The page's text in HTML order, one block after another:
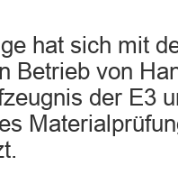
hat sich mit
Betrieb von
der E3